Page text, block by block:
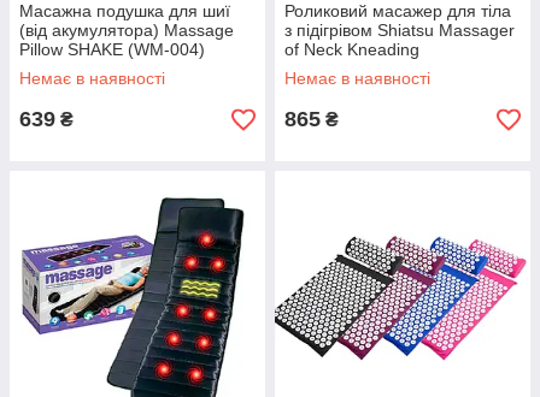
Масажна подушка для шиї
(від акумулятора) Massage
Pillow SHAKE (WM-004)
Масажер для шиї
Немає в наявності
639 ₴
Роликовий масажер для тіла
з підігрівом Shiatsu Massager
of Neck Kneading
Немає в наявності
865 ₴